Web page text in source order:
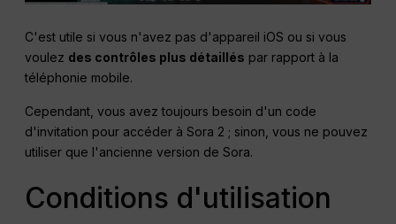
C'est utile si vous n'avez pas d'appareil iOS ou si vous
voulez des contrôles plus détaillés par rapport à la
téléphonie mobile.
Cependant, vous avez toujours besoin d'un code
d'invitation pour accéder à Sora 2 ; sinon, vous ne pouvez
utiliser que l'ancienne version de Sora.
Conditions d'utilisation